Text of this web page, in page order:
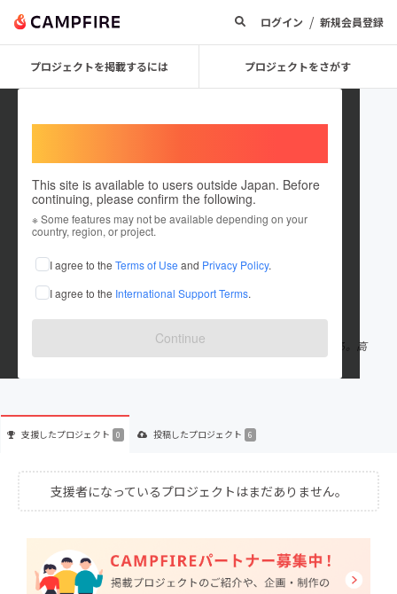
ログイン / 新規会員登録
プロジェクトを掲載するには プロジェクトをさがす
This site is available to users outside Japan. Before
continuing, please confirm the following.
※ Some features may not be available depending on your
country, region, or project.
I agree to the Terms of Use and Privacy Policy.
I agree to the International Support Terms.
Continue
自転車修理
これまでに6件のプロジェクトを投稿しています
在住国：日本 現在地：山形県
出身国：日本 出身地：山形県
山形県高畠町で自転車修理を学ばせたい。不登校の子供達に教える。高
畠町で自転車修理の店が無いため
支援したプロジェクト 0 投稿したプロジェクト 6
支援者になっているプロジェクトはまだありません。